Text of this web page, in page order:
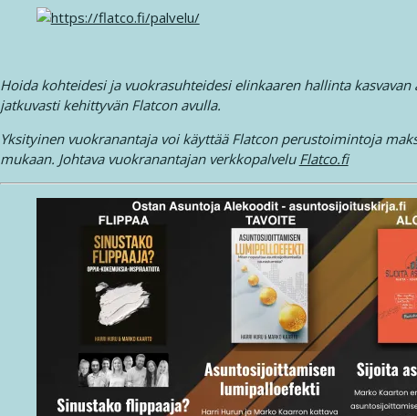
Hoida kohteidesi ja vuokrasuhteidesi elinkaaren hallinta
jatkuvasti kehittyvän Flatcon avulla.
Yksityinen vuokranantaja voi käyttää Flatcon perustoimintoja
mukaan. Johtava vuokranantajan verkkopalvelu Flatco.fi